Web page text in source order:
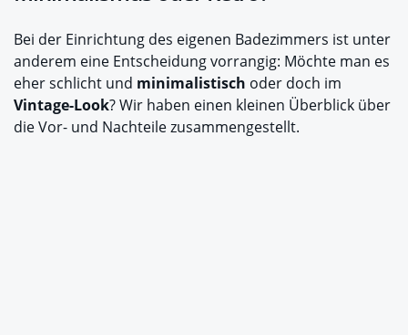
Bei der Einrichtung des eigenen Badezimmers ist unter
anderem eine Entscheidung vorrangig: Möchte man es
eher schlicht und minimalistisch oder doch im
Vintage-Look? Wir haben einen kleinen Überblick über
die Vor- und Nachteile zusammengestellt.